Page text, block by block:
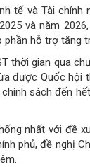
tế và Tài chính
và năm
hỗ trợ tăng
thời gian qua
được Quốc hội
sách đến
nhất với đề
phủ, đề nghị